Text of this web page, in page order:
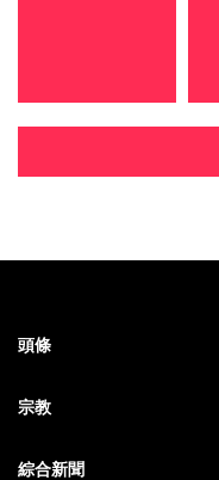
頭條
宗教
綜合新聞